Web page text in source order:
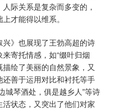
际关系是复杂而多变的，
才能得以维系。
》也展现了王勃高超的诗
寄托情感，如“缀叶归烟
描绘了美丽的自然景象，又
善于运用对比和衬托等手
城琴酒处，俱是越乡人”等诗
状态，又突出了他们对家